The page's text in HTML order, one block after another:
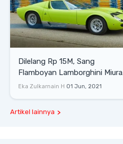
Dilelang Rp 15M, Sang
Flamboyan Lamborghini Miura
P400 S
Eka Zulkarnain H 01 Jun, 2021
Artikel lainnya